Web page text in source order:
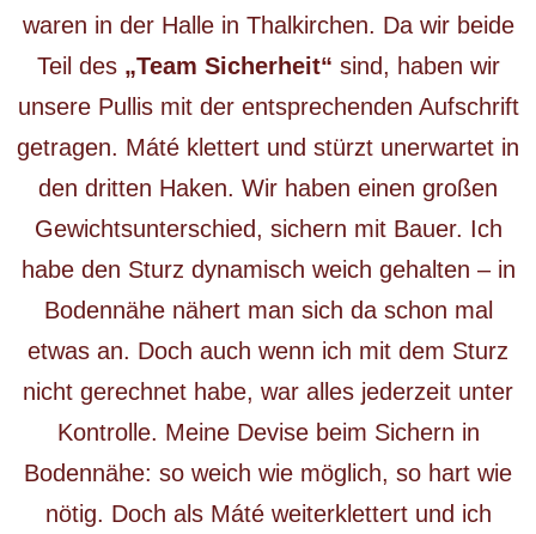
waren in der Halle in Thalkirchen. Da wir beide
Teil des „Team Sicherheit“ sind, haben wir
unsere Pullis mit der entsprechenden Aufschrift
getragen. Máté klettert und stürzt unerwartet in
den dritten Haken. Wir haben einen großen
Gewichtsunterschied, sichern mit Bauer. Ich
habe den Sturz dynamisch weich gehalten – in
Bodennähe nähert man sich da schon mal
etwas an. Doch auch wenn ich mit dem Sturz
nicht gerechnet habe, war alles jederzeit unter
Kontrolle. Meine Devise beim Sichern in
Bodennähe: so weich wie möglich, so hart wie
nötig. Doch als Máté weiterklettert und ich